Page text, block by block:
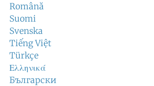
Română
Suomi
Svenska
Tiếng Việt
Türkçe
Ελληνικά
Български